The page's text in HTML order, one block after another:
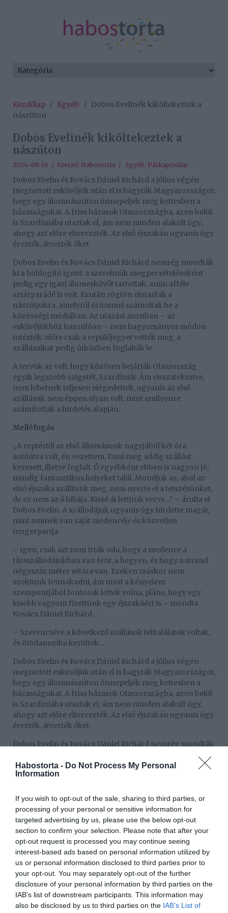
Habostorta - Do Not Process My Personal
Information
If you wish to opt-out of the sale, sharing to third parties, or
processing of your personal or sensitive information for
targeted advertising by us, please use the below opt-out
section to confirm your selection. Please note that after your
opt-out request is processed you may continue seeing
interest-based ads based on personal information utilized by
us or personal information disclosed to third parties prior to
your opt-out. You may separately opt-out of the further
disclosure of your personal information by third parties on the
IAB’s list of downstream participants. This information may
also be disclosed by us to third parties on the IAB’s List of
Kezdőlap / Egyéb / Dobos Evelinék kiköltekeztek a
nászúton
Dobos Evelinék kiköltekeztek a
nászúton
2024-08-16 / Szerző: Habostorta / Egyéb, Párkapcsolat
Dobos Evelin és Kovács Dániel Richárd a július végén
megtartott esküvőjük után el is hagyták Magyarországot,
hogy egy álomnászúton ünnepeljék meg kettesben a
házasságukat. A friss házasok Olaszországba, azon belül
is Szardíniába utaztak el, ám nem minden alakult úgy,
ahogy azt előre eltervezték. Az első éjszakán ugyanis úgy
érezték, átverték őket.
Dobos Evelin és Kovács Dániel Richárd nemrég mondták
ki a boldogító igent: a szerelmük megpecsételéseként
pedig egy igazi álomesküvőt tartottak, amin afféle
sztárparádé is volt. Ezután rögtön elutaztak a
nászútjukra, amelyről örömmel számoltak be a
közösségi médiában. Az utazást azonban – az
esküvőjükhöz hasonlóan – nem hagyományos módon
intézték: előre csak a repülőjegyet vették meg, a
szállásaikat pedig útközben foglalták le.
A tervük az volt, hogy közösen bejárják Olaszország
egyik legszebb szigetét, Szardíniát. Ám visszatekintve,
nem lehetnek teljesen elégedettek, ugyanis az első
szállásuk nem éppen olyan volt, mint amilyenre
számítottak a hirdetés alapján.
Melléfogás
„A reptértől az első állomásunk nagyjából két óra
autóútra volt, én vezettem, Dani meg addig szállást
keresett, illetve foglalt. Ő egyébként ebben is nagyon jó,
mindig fantasztikus helyeket talál. Mondjuk az, ahol az
első éjszaka szálltunk meg, nem nyerte el a tetszésünket,
de ez nem az ő hibája. Kissé át lettünk verve…” – árulta el
Dobos Evelin. A szállodájuk ugyanis úgy hirdette magát,
mint aminek van saját medencéje és közvetlen
tengerpartja.
– Igen, csak azt nem írták oda, hogy a medence a
társszállodájukban van fent, a hegyen, és hogy a strand
négyszáz méter sétára van. Ezeken máskor nem
szoktunk fennakadni, ám most a kényelem
szempontjából fontosak lettek volna, pláne, hogy egy
kisebb vagyont fizettünk egy éjszakáért is – mondta
Kovács Dániel Richárd.
– Szerencsére a következő szállások telitalálatok voltak,
és ötödannyiba kerültek...
Dobos Evelin és Kovács Dániel Richárd a július végén
megtartott esküvőjük után el is hagyták Magyarországot,
hogy egy álomnászúton ünnepeljék meg kettesben a
házasságukat. A friss házasok Olaszországba, azon belül
is Szardíniába utaztak el, ám nem minden alakult úgy,
ahogy azt előre eltervezték. Az első éjszakán ugyanis úgy
érezték, átverték őket.
Dobos Evelin és Kovács Dániel Richárd nemrég mondták
ki a boldogító igent: a szerelmük megpecsételéseként
pedig egy igazi álomesküvőt tartottak, amin afféle
sztárparádé is volt. Ezután rögtön elutaztak a
közösségi médiában. Az utazást azonban – az
esküvőjükhöz hasonlóan – nem hagyományos módon
intézték: előre csak a repülőjegyet vették meg, a
szállásaikat pedig útközben foglalták le.
A tervük az volt, hogy közösen bejárják Olaszország
egyik legszebb szigetét, Szardíniát. Ám visszatekintve,
nem lehetnek teljesen elégedettek, ugyanis az első
szállásuk nem éppen olyan volt, mint amilyenre
számítottak a hirdetés alapján.
Melléfogás